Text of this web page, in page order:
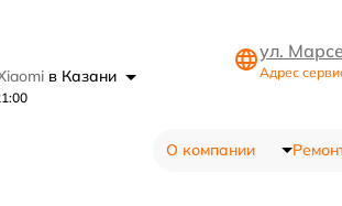
в Казани
ул.
Адрес
О компании